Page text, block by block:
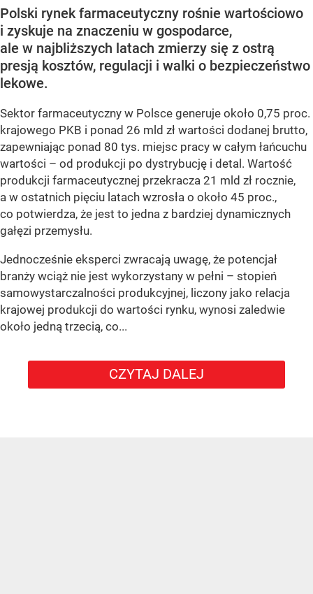
Polski rynek farmaceutyczny rośnie wartościowo
i zyskuje na znaczeniu w gospodarce,
ale w najbliższych latach zmierzy się z ostrą
presją kosztów, regulacji i walki o bezpieczeństwo
lekowe.
Sektor farmaceutyczny w Polsce generuje około 0,75 proc.
krajowego PKB i ponad 26 mld zł wartości dodanej brutto,
zapewniając ponad 80 tys. miejsc pracy w całym łańcuchu
wartości – od produkcji po dystrybucję i detal. Wartość
produkcji farmaceutycznej przekracza 21 mld zł rocznie,
a w ostatnich pięciu latach wzrosła o około 45 proc.,
co potwierdza, że jest to jedna z bardziej dynamicznych
gałęzi przemysłu.
Jednocześnie eksperci zwracają uwagę, że potencjał
branży wciąż nie jest wykorzystany w pełni – stopień
samowystarczalności produkcyjnej, liczony jako relacja
krajowej produkcji do wartości rynku, wynosi zaledwie
około jedną trzecią, co...
CZYTAJ DALEJ